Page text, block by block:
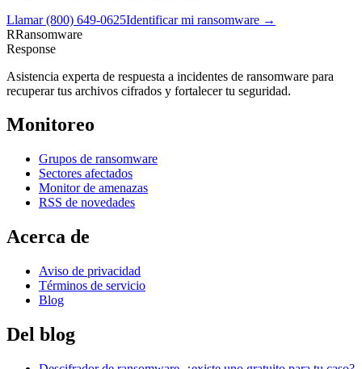
Llamar(800) 649-0625Identificar mi ransomware →
RRansomware
Response
Asistencia experta de respuesta a incidentes de ransomware para
recuperar tus archivos cifrados y fortalecer tu seguridad.
Monitoreo
Grupos de ransomware
Sectores afectados
Monitor de amenazas
RSS de novedades
Acerca de
Aviso de privacidad
Términos de servicio
Blog
Del blog